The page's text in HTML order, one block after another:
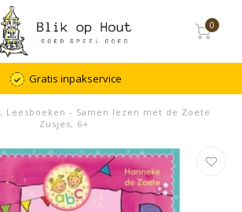
0
Gratis inpakservice
Leesboeken - Samen lezen met de Zoete
Zusjes, 6+